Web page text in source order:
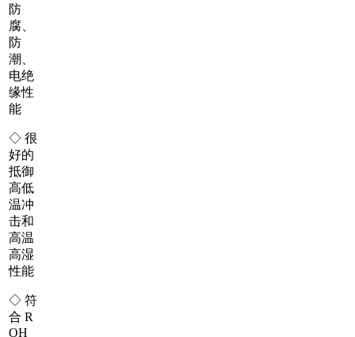
防
腐、
防
潮、
电绝
缘性
能
◇ 很
好的
抵御
高低
温冲
击和
高温
高湿
性能
◇ 符
合 R
OH